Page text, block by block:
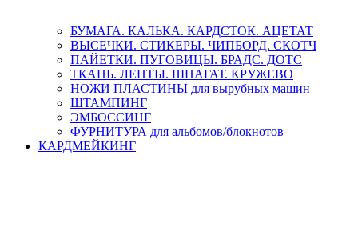
БУМАГА. КАЛЬКА. КАРДСТОК. АЦЕТАТ
ВЫСЕЧКИ. СТИКЕРЫ. ЧИПБОРД. СКОТЧ
ПАЙЕТКИ. ПУГОВИЦЫ. БРАДС. ДОТС
ТКАНЬ. ЛЕНТЫ. ШПАГАТ. КРУЖЕВО
НОЖИ ПЛАСТИНЫ для вырубных машин
ШТАМПИНГ
ЭМБОССИНГ
ФУРНИТУРА для альбомов/блокнотов
КАРДМЕЙКИНГ